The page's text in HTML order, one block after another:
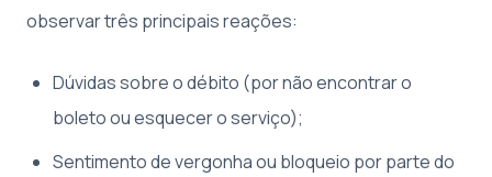
observar três principais reações:
Dúvidas sobre o débito (por não encontrar o
boleto ou esquecer o serviço);
Sentimento de vergonha ou bloqueio por parte do